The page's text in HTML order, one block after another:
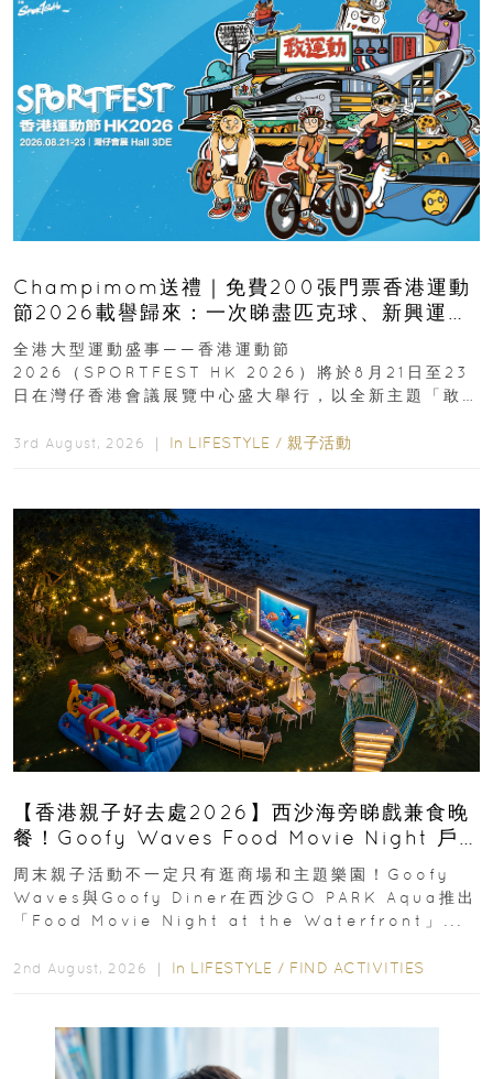
Champimom送禮｜免費200張門票香港運動
節2026載譽歸來：一次睇盡匹克球、新興運
動、街舞比賽＋逾百運動品牌展覽
全港大型運動盛事——香港運動節
2026（SPORTFEST HK 2026）將於8月21日至23
日在灣仔香港會議展覽中心盛大舉行，以全新主題「敢
3rd August, 2026 ｜ In LIFESTYLE / 親子活動
【香港親子好去處2026】西沙海旁睇戲兼食晚
餐！Goofy Waves Food Movie Night 戶
外影院逢週末登場
周末親子活動不一定只有逛商場和主題樂園！Goofy
Waves與Goofy Diner在西沙GO PARK Aqua推出
「Food Movie Night at the Waterfront」...
2nd August, 2026 ｜ In LIFESTYLE / FIND ACTIVITIES